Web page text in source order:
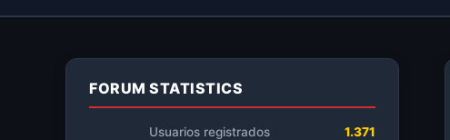
FORUM STATISTICS
Usuarios registrados
1.371